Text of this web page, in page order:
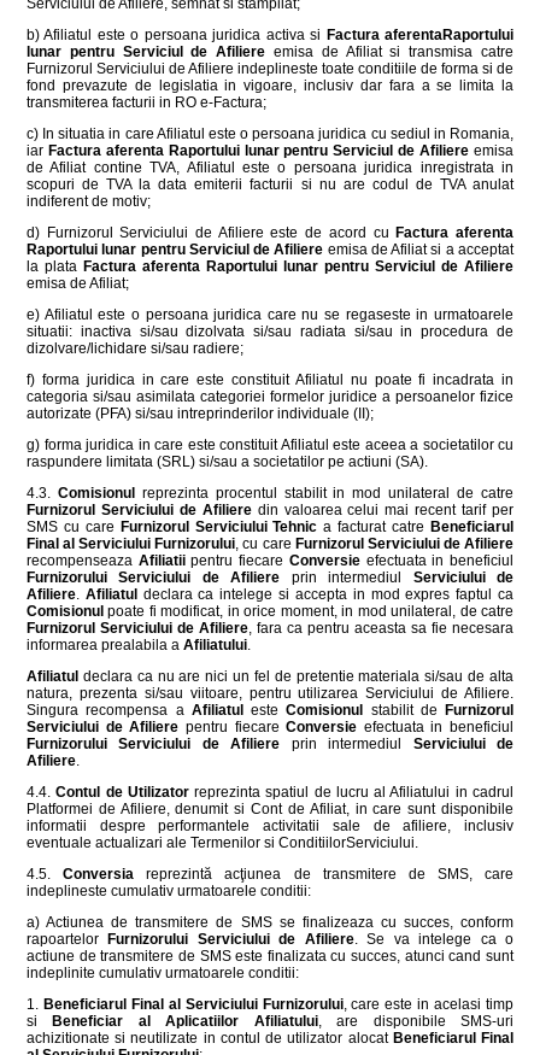
Serviciului de Afiliere, semnat si stampilat;
b) Afiliatul este o persoana juridica activa si Factura aferentaRaportului
lunar pentru Serviciul de Afiliere emisa de Afiliat si transmisa catre
Furnizorul Serviciului de Afiliere indeplineste toate conditiile de forma si de
fond prevazute de legislatia in vigoare, inclusiv dar fara a se limita la
transmiterea facturii in RO e-Factura;
c) In situatia in care Afiliatul este o persoana juridica cu sediul in Romania,
iar Factura aferenta Raportului lunar pentru Serviciul de Afiliere emisa
de Afiliat contine TVA, Afiliatul este o persoana juridica inregistrata in
scopuri de TVA la data emiterii facturii si nu are codul de TVA anulat
indiferent de motiv;
d) Furnizorul Serviciului de Afiliere este de acord cu Factura aferenta
Raportului lunar pentru Serviciul de Afiliere emisa de Afiliat si a acceptat
la plata Factura aferenta Raportului lunar pentru Serviciul de Afiliere
emisa de Afiliat;
e) Afiliatul este o persoana juridica care nu se regaseste in urmatoarele
situatii: inactiva si/sau dizolvata si/sau radiata si/sau in procedura de
dizolvare/lichidare si/sau radiere;
f) forma juridica in care este constituit Afiliatul nu poate fi incadrata in
categoria si/sau asimilata categoriei formelor juridice a persoanelor fizice
autorizate (PFA) si/sau intreprinderilor individuale (II);
g) forma juridica in care este constituit Afiliatul este aceea a societatilor cu
raspundere limitata (SRL) si/sau a societatilor pe actiuni (SA).
4.3. Comisionul
reprezinta procentul stabilit in mod unilateral de catre
Furnizorul Serviciului de Afilieredin valoarea celui mai recent tarif per
SMS cu care Furnizorul Serviciului Tehnic a facturat catre Beneficiarul
Final al Serviciului Furnizorului, cu care Furnizorul Serviciului de Afiliere
recompenseaza Afiliatiipentru fiecare Conversieefectuata in beneficiul
Furnizorului Serviciului de Afiliere prin intermediul Serviciului de
Afiliere. Afiliatul declara ca intelege si accepta in mod expres faptul ca
Comisionul poate fi modificat, in orice moment, in mod unilateral, de catre
Furnizorul Serviciului de Afiliere, fara ca pentru aceasta sa fie necesara
informarea prealabila a Afiliatului.
Afiliatul declara ca nu are nici un fel de pretentie materiala si/sau de alta
natura, prezenta si/sau viitoare, pentru utilizarea Serviciului de Afiliere.
Singura recompensa a Afiliatul esteComisionul stabilit de
Furnizorul
Serviciului de Afiliere pentru fiecareConversie efectuata in beneficiul
Furnizorului Serviciului de Afiliere prin intermediul Serviciului de
Afiliere.
4.4.Contul de Utilizatorreprezinta spatiul de lucru al Afiliatului in cadrul
Platformei de Afiliere, denumit si Cont de Afiliat, in care sunt disponibile
informatii despre performantele activitatii sale de afiliere, inclusiv
eventuale actualizari ale Termenilor si ConditiilorServiciului.
4.5.Conversia reprezintă acţiunea de transmitere de SMS, care
indeplineste cumulativ urmatoarele conditii:
a) Actiunea de transmitere de SMS se finalizeaza cu succes, conform
rapoartelor
Furnizorului Serviciului de Afiliere. Se va intelege ca o
actiune de transmitere de SMS este finalizata cu succes, atunci cand sunt
indeplinite cumulativ urmatoarele conditii:
1. Beneficiarul Final al Serviciului Furnizorului, care este in acelasi timp
si
Beneficiar al Aplicatiilor Afiliatului, are disponibile SMS-uri
achizitionate si neutilizate in contul de utilizator alocat Beneficiarul Final